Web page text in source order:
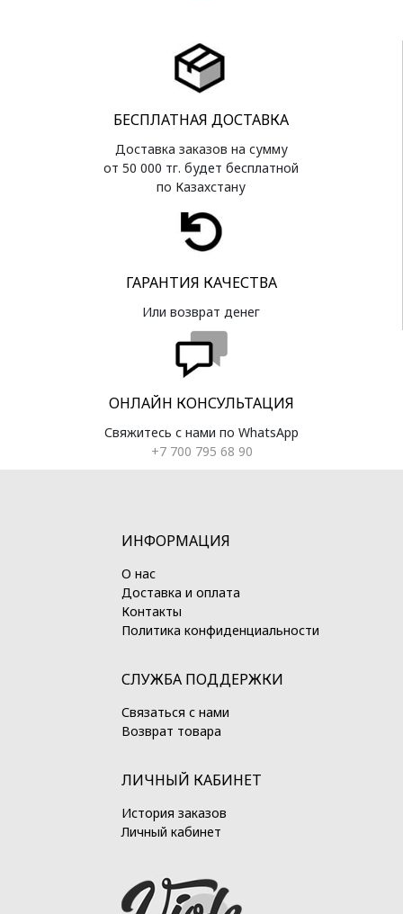
БЕСПЛАТНАЯ ДОСТАВКА
Доставка заказов на сумму
от 50 000 тг. будет бесплатной
по Казахстану
ГАРАНТИЯ КАЧЕСТВА
Или возврат денег
ОНЛАЙН КОНСУЛЬТАЦИЯ
Свяжитесь с нами по WhatsApp
+7 700 795 68 90
ИНФОРМАЦИЯ
О нас
Доставка и оплата
Контакты
Политика конфиденциальности
СЛУЖБА ПОДДЕРЖКИ
Связаться с нами
Возврат товара
ЛИЧНЫЙ КАБИНЕТ
История заказов
Личный кабинет